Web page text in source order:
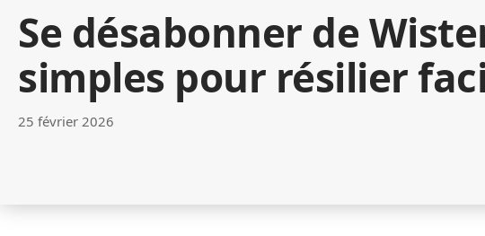
Se désabonner de
simples pour résilier
25 février 2026